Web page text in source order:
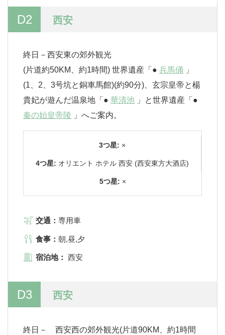
D2 西安
終日－西安東の郊外観光
(片道約50KM、約1時間) 世界遺産「● 兵馬俑 」
(1、2、3号坑と銅車馬館)(約90分)、玄宗皇帝と楊
貴妃が遊んだ温泉地「● 華清池 」と世界遺産「●
秦の始皇帝陵 」へご案内。
3つ星: ×
4つ星: オリエント ホテル 西安 (西安東方大酒店)
5つ星: ×
交通： 専用車
食事： 朝,昼,夕
宿泊地： 西安
D3 西安
終日－ 西安西の郊外観光(片道90KM、約1時間